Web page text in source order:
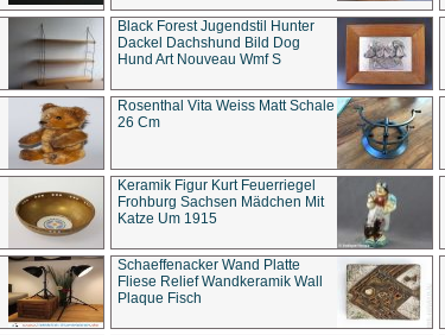
Black Forest Jugendstil Hunter
Dackel Dachshund Bild Dog
Hund Art Nouveau Wmf S
Rosenthal Vita Weiss Matt Schale
26 Cm
Keramik Figur Kurt Feuerriegel
Frohburg Sachsen Mädchen Mit
Katze Um 1915
Schaeffenacker Wand Platte
Fliese Relief Wandkeramik Wall
Plaque Fisch